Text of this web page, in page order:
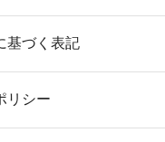
基づく表記
リシー